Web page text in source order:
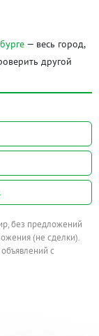
— весь город,
другой
без предложений
(не сделки).
с